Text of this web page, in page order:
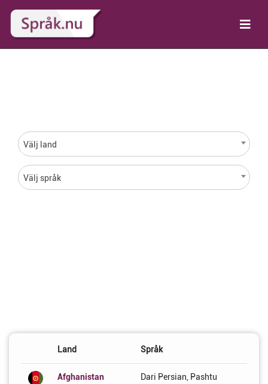
Välj land
Välj språk
Land Språk
Afghanistan
Dari Persian, Pashtu